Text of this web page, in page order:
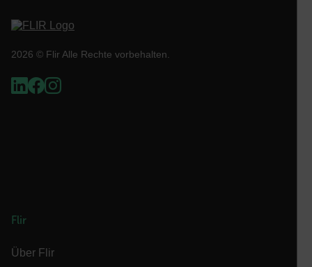
2026 © Flir Alle Rechte vorbehalten.
Flir
Über Flir
Unbedingt erforderliche Cookies ermöglichen
Ohne die unbedingt erforderlichen Cookies kann